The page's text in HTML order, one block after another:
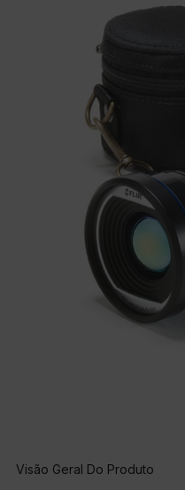
Visão Geral Do Produto